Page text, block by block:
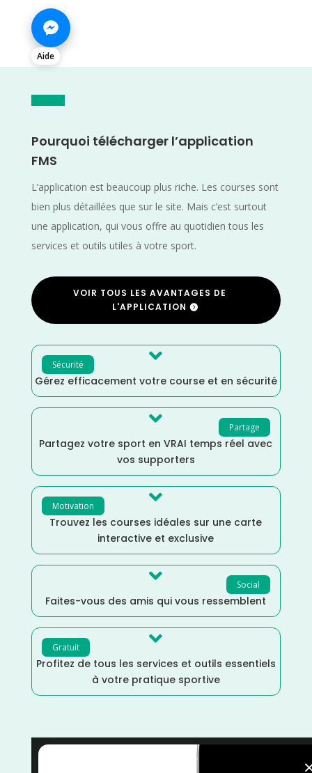
Aide
Pourquoi télécharger l’application
FMS
L’application est beaucoup plus riche. Les courses sont
bien plus détaillées que sur le site. Mais c’est surtout
une application, qui vous offre au quotidien tous les
services et outils utiles à votre sport.
VOIR TOUS LES AVANTAGES DE
L'APPLICATION
Sécurité 
Gérez efficacement votre course et en sécurité
Partage

Partagez votre sport en VRAI temps réel avec
vos supporters
Motivation 
Trouvez les courses idéales sur une carte
interactive et exclusive
Social

Faites-vous des amis qui vous ressemblent
Gratuit 
Profitez de tous les services et outils essentiels
à votre pratique sportive